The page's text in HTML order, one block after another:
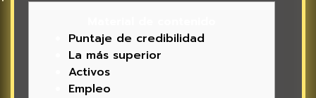
Puntaje de credibilidad
La más superior
Activos
Empleo